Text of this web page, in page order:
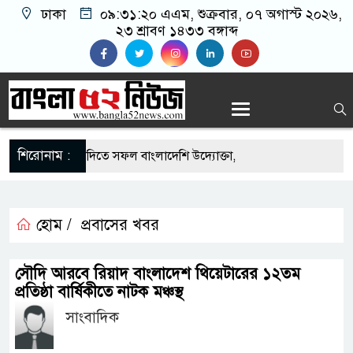
ঢাকা ০৯:৩১:২০ এএম, শুক্রবার, ০৭ অগাস্ট ২০২৬,
২৩ শ্রাবণ ১৪৩৩ বঙ্গাব্দ
শিরোনাম :
সুযোগে সৌদিতে সফল বাংলাদেশি উদ্যোক্তা,
মিলল মাইক্রোপ্লাস্টিক, বেশি কই মাছে
ব্যবসায়িক অগ্রযাত্রায় নতুন অধ্যায়
স্থিতিশীল সরকার,প্রবাসীদের বিনিয়োগের এখনই
হোম / প্রবাসের খবর
সৌদি আরবে রিয়াদ বাংলাদেশ থিয়েটারের ১২তম
প্রতিষ্ঠা বার্ষিকীতে নাটক মঞ্চস্থ
সাংবাদিক